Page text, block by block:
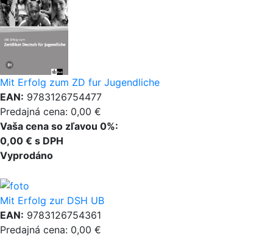
Mit Erfolg zum ZD fur Jugendliche
EAN: 9783126754477
Predajná cena: 0,00 €
Vaša cena so zľavou 0%:
0,00 € s DPH
Vyprodáno
Mit Erfolg zur DSH UB
EAN: 9783126754361
Predajná cena: 0,00 €